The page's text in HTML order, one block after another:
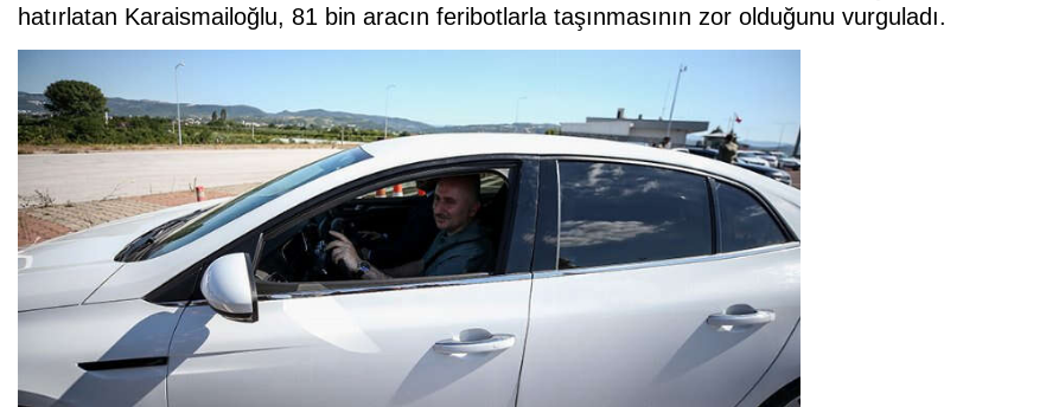
hatırlatan Karaismailoğlu, 81 bin aracın feribotlarla taşınmasının zor olduğunu vurguladı.